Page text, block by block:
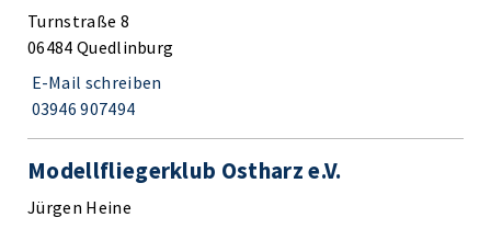
Turnstraße 8
06484 Quedlinburg
E-Mail schreiben
03946 907494
Modellfliegerklub Ostharz e.V.
Jürgen Heine